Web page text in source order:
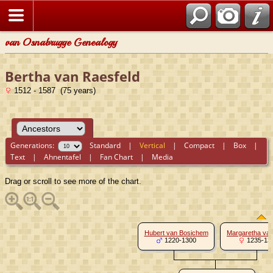
van Osnabrugge Genealogy
Bertha van Raesfeld
1512 - 1587 (75 years)
Generations: Standard |Vertical |Compact | Box |
Text |Ahnentafel | Fan Chart | Media
Drag or scroll to see more of the chart.
Hubert van Bosichem
1220-1300
Margaretha
1235-